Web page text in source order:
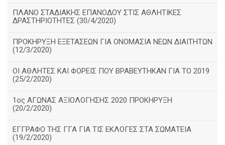
ΠΛΑΝΟ ΣΤΑΔΙΑΚΗΣ ΕΠΑΝΟΔΟΥ ΣΤΙΣ ΑΘΛΗΤΙΚΕΣ
ΔΡΑΣΤΗΡΙΟΤΗΤΕΣ (30/4/2020)
ΠΡΟΚΗΡΥΞΗ ΕΞΕΤΑΣΕΩΝ ΓΙΑ ΟΝΟΜΑΣΙΑ ΝΕΩΝ ΔΙΑΙΤΗΤΩΝ
(12/3/2020)
ΟΙ ΑΘΛΗΤΕΣ ΚΑΙ ΦΟΡΕΙΣ ΠΟΥ ΒΡΑΒΕΥΤΗΚΑΝ ΓΙΑ ΤΟ 2019
(25/2/2020)
1ος ΑΓΩΝΑΣ ΑΞΙΟΛΟΓΗΣΗΣ 2020 ΠΡΟΚΗΡΥΞΗ
(20/2/2020)
ΕΓΓΡΑΦΟ ΤΗΣ ΓΓΑ ΓΙΑ ΤΙΣ ΕΚΛΟΓΕΣ ΣΤΑ ΣΩΜΑΤΕΙΑ
(19/2/2020)